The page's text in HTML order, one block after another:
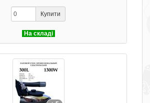
Купити
На складі